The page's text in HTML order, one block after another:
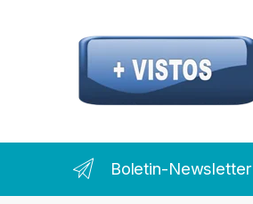
Boletin-Newsletter